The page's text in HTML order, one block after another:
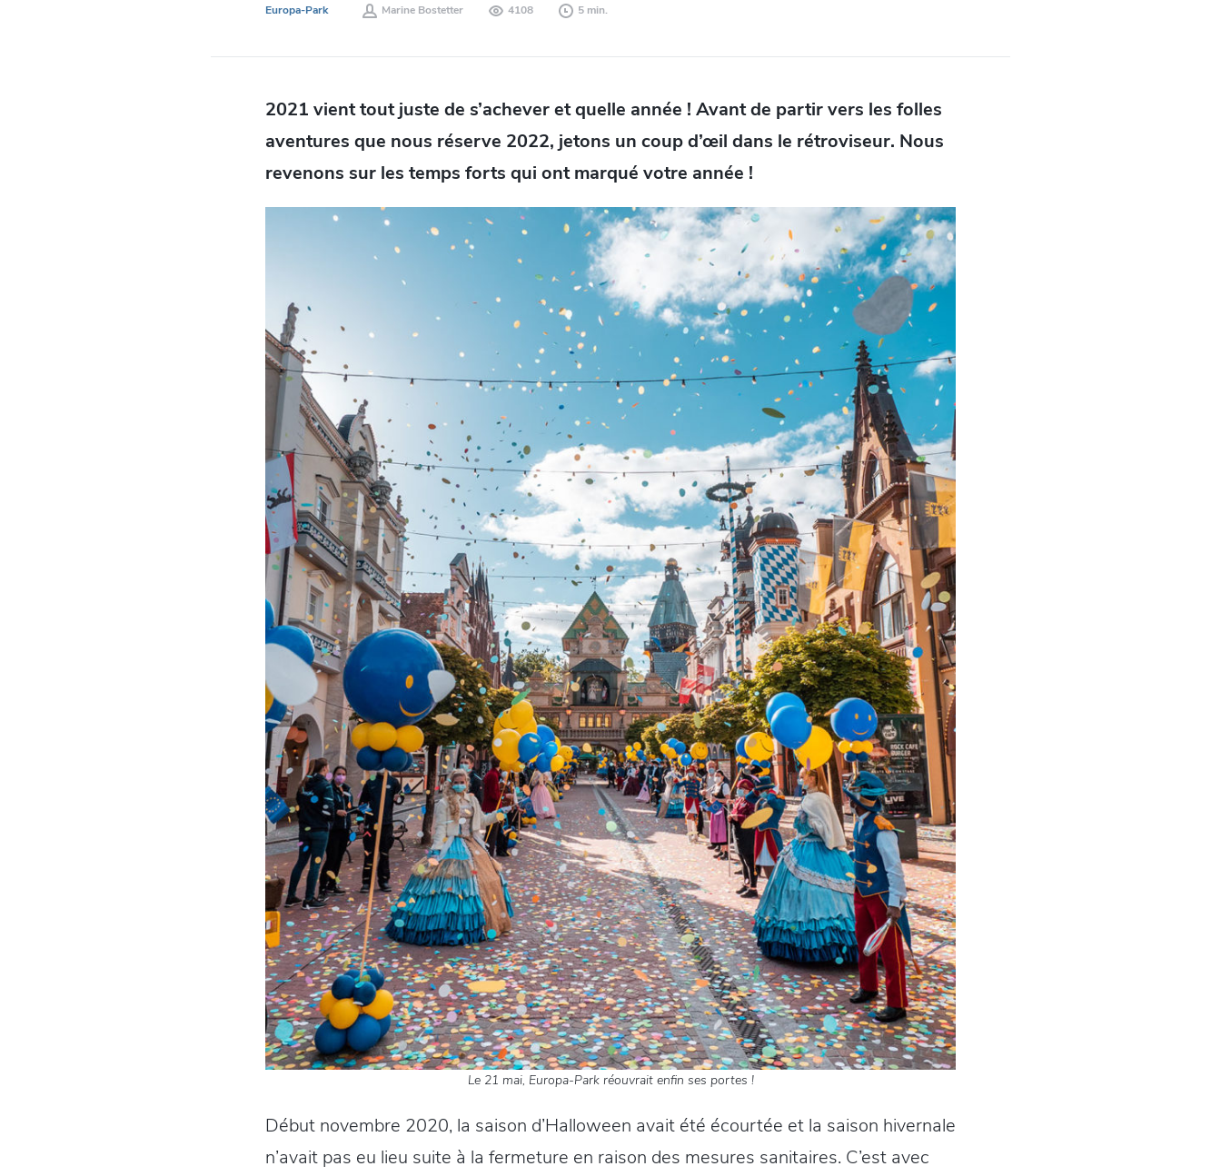
Europa-Park Marine Bostetter 4108 5 min.
2021 vient tout juste de s’achever et quelle année ! Avant de partir vers les folles
aventures que nous réserve 2022, jetons un coup d’œil dans le rétroviseur. Nous
revenons sur les temps forts qui ont marqué votre année !
Le 21 mai, Europa-Park réouvrait enfin ses portes !
Début novembre 2020, la saison d’Halloween avait été écourtée et la saison hivernale
n’avait pas eu lieu suite à la fermeture en raison des mesures sanitaires. C’est avec